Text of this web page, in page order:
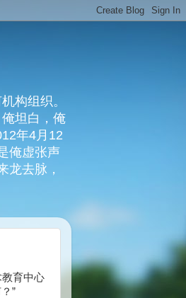
构组织。
坦白，俺
年4月12
俺虚张声
龙去脉，
育中心
”